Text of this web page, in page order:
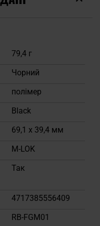
79,4 г
Чорний
полімер
Black
69,1 x 39,4 мм
M-LOK
Так
4717385556409
RB-FGM01